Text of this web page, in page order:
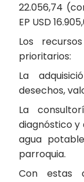
22.056,74
EP USD
Los
prioritarios:
La
desechos,
La
diagnóstico y
agua
parroquia.
Con estas